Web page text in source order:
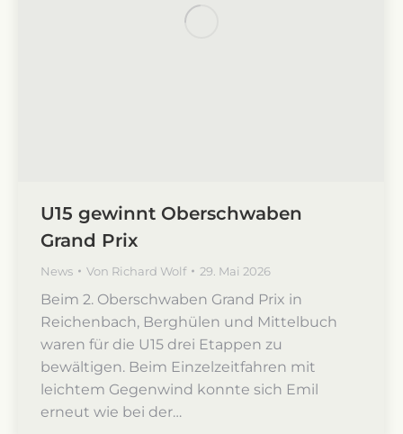
U15 gewinnt Oberschwaben
Grand Prix
News Von Richard Wolf 29. Mai 2026
Beim 2. Oberschwaben Grand Prix in
Reichenbach, Berghülen und Mittelbuch
waren für die U15 drei Etappen zu
bewältigen. Beim Einzelzeitfahren mit
leichtem Gegenwind konnte sich Emil
erneut wie bei der…